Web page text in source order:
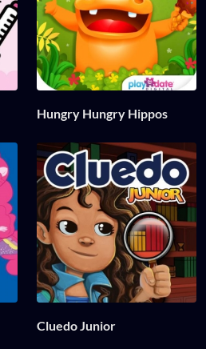
Hungry Hungry Hippos
Cluedo Junior